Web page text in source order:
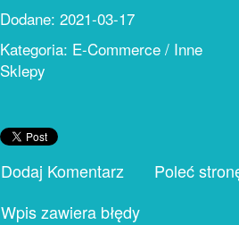
Dodane: 2021-03-17
Kategoria: E-Commerce / Inne
Sklepy
Dodaj Komentarz
Poleć
Wpis zawiera błędy